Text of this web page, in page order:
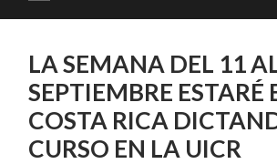
LA SEMANA DEL 11
SEPTIEMBRE ESTARÉ
COSTA RICA
CURSO EN LA UICR